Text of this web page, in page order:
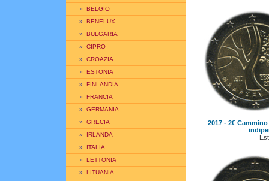
» BELGIO
» BENELUX
» BULGARIA
» CIPRO
» CROAZIA
» ESTONIA
» FINLANDIA
» FRANCIA
» GERMANIA
» GRECIA
» IRLANDA
» ITALIA
» LETTONIA
» LITUANIA
2017 - 2€